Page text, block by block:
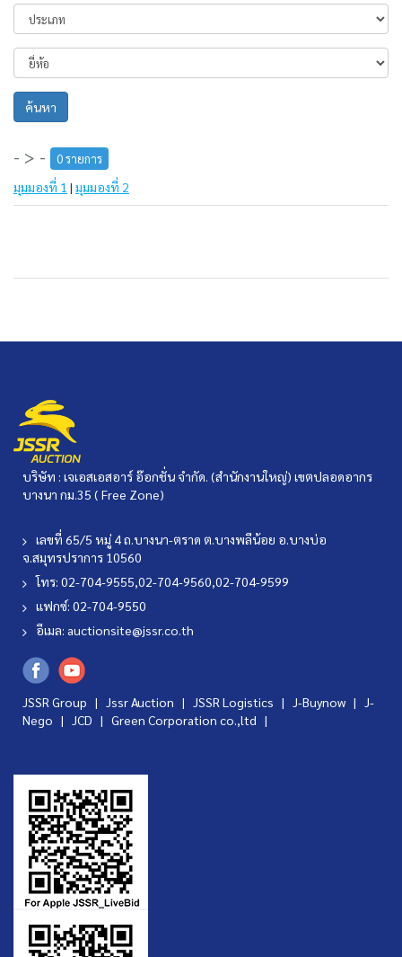
ค้นหา
- > - 0 รายการ
มุมมองที่ 1 | มุมมองที่ 2
บริษัท : เจเอสเอสอาร์ อ๊อกชั่น จำกัด. (สำนักงานใหญ่) เขตปลอดอากร
บางนา กม.35 ( Free Zone)
เลขที่ 65/5 หมู่ 4 ถ.บางนา-ตราด ต.บางพลีน้อย อ.บางบ่อ
จ.สมุทรปราการ 10560
โทร: 02-704-9555,02-704-9560,02-704-9599
แฟกซ์: 02-704-9550
อีเมล: auctionsite@jssr.co.th
JSSR Group | Jssr Auction | JSSR Logistics | J-Buynow | J-
Nego | JCD | Green Corporation co.,ltd |